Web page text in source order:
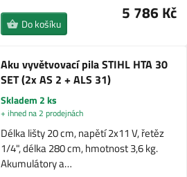
5 786 Kč
Do košíku
Aku vyvětvovací pila STIHL HTA 30
SET (2x AS 2 + ALS 31)
Skladem 2 ks
+ ihned na 2 prodejnách
Délka lišty 20 cm, napětí 2x11 V, řetěz
1/4", délka 280 cm, hmotnost 3,6 kg.
Akumulátory a…